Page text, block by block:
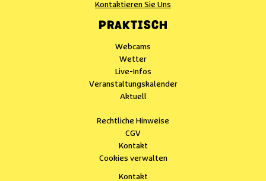
Kontaktieren Sie Uns
PRAKTISCH
Webcams
Wetter
Live-Infos
Veranstaltungskalender
Aktuell
Rechtliche Hinweise
CGV
Kontakt
Cookies verwalten
Kontakt